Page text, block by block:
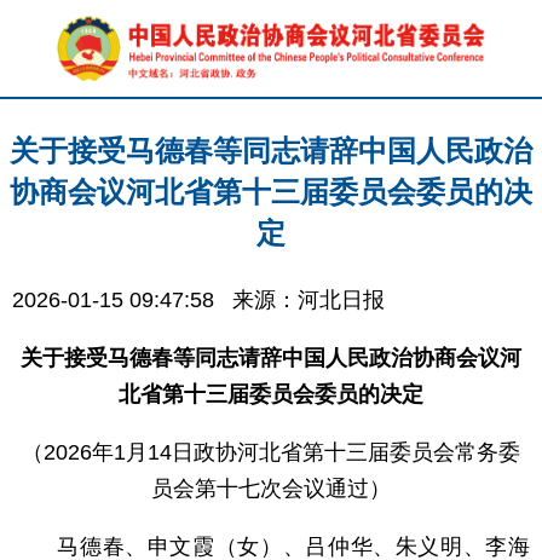
关于接受马德春等同志请辞中国人民政治
协商会议河北省第十三届委员会委员的决
定
2026-01-15 09:47:58 来源：河北日报
关于接受马德春等同志请辞中国人民政治协商会议河
北省第十三届委员会委员的决定
（2026年1月14日政协河北省第十三届委员会常务委
员会第十七次会议通过）
马德春、申文霞（女）、吕仲华、朱义明、李海